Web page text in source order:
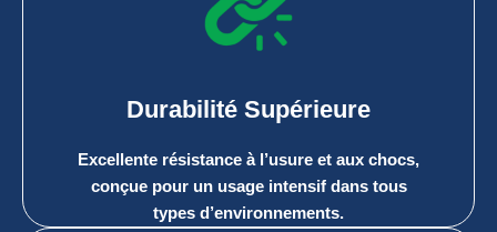
Durabilité Supérieure
Excellente résistance à l’usure et aux chocs,
conçue pour un usage intensif dans tous
types d’environnements.